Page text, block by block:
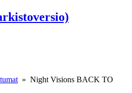
» Night Visions BACK TO